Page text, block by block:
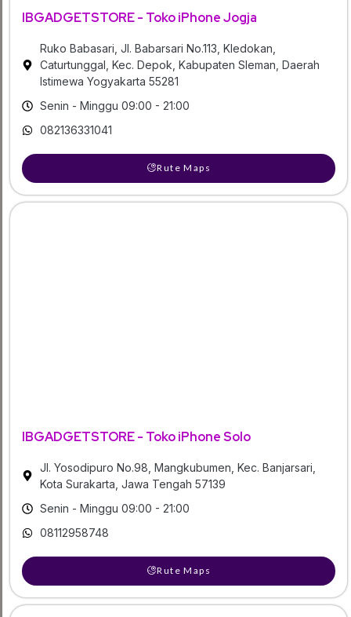
IBGADGETSTORE - Toko iPhone Jogja
Ruko Babasari, Jl. Babarsari No.113, Kledokan,
Caturtunggal, Kec. Depok, Kabupaten Sleman, Daerah
Istimewa Yogyakarta 55281
Senin - Minggu 09:00 - 21:00
082136331041
Rute Maps
IBGADGETSTORE - Toko iPhone Solo
Jl. Yosodipuro No.98, Mangkubumen, Kec. Banjarsari,
Kota Surakarta, Jawa Tengah 57139
Senin - Minggu 09:00 - 21:00
08112958748
Rute Maps